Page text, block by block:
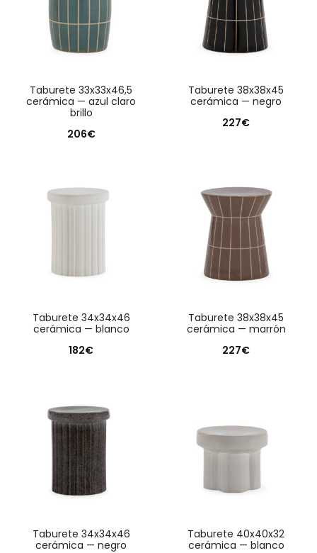
taburete 33x33x46,5
cerámica — azul claro
brillo
206€
taburete 38x38x45
cerámica — negro
227€
taburete 34x34x46
cerámica — blanco
182€
taburete 38x38x45
cerámica — marrón
227€
taburete 34x34x46
cerámica — negro
taburete 40x40x32
cerámica — blanco